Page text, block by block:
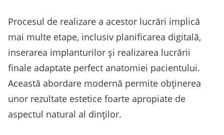
Procesul de realizare a acestor lucrări implică
mai multe etape, inclusiv planificarea digitală,
inserarea implanturilor și realizarea lucrării
finale adaptate perfect anatomiei pacientului.
Această abordare modernă permite obținerea
unor rezultate estetice foarte apropiate de
aspectul natural al dinților.